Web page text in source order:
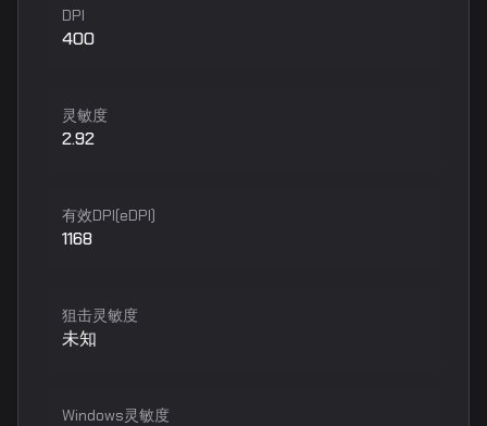
DPI
400
灵敏度
2.92
有效DPI(eDPI)
1168
狙击灵敏度
未知
Windows灵敏度